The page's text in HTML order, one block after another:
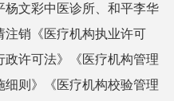
文彩中医诊所、和平李华
注销《医疗机构执业许可
许可法》《医疗机构管理
则》《医疗机构校验管理